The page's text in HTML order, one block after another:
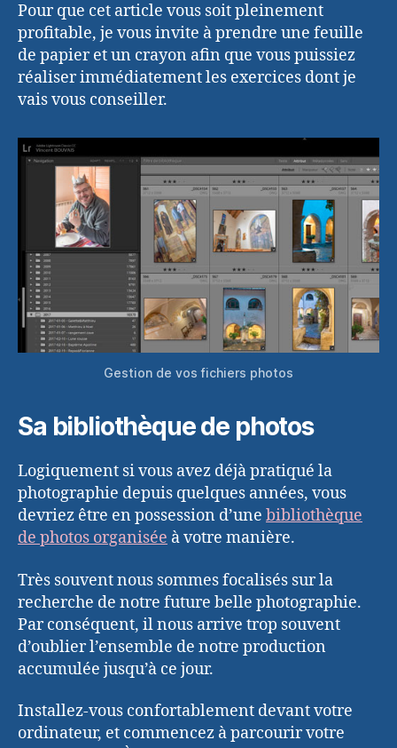
Pour que cet article vous soit pleinement
profitable, je vous invite à prendre une feuille
de papier et un crayon afin que vous puissiez
réaliser immédiatement les exercices dont je
vais vous conseiller.
Gestion de vos fichiers photos
Sa bibliothèque de photos
Logiquement si vous avez déjà pratiqué la
photographie depuis quelques années, vous
devriez être en possession d’une bibliothèque
de photos organisée à votre manière.
Très souvent nous sommes focalisés sur la
recherche de notre future belle photographie.
Par conséquent, il nous arrive trop souvent
d’oublier l’ensemble de notre production
accumulée jusqu’à ce jour.
Installez-vous confortablement devant votre
ordinateur, et commencez à parcourir votre